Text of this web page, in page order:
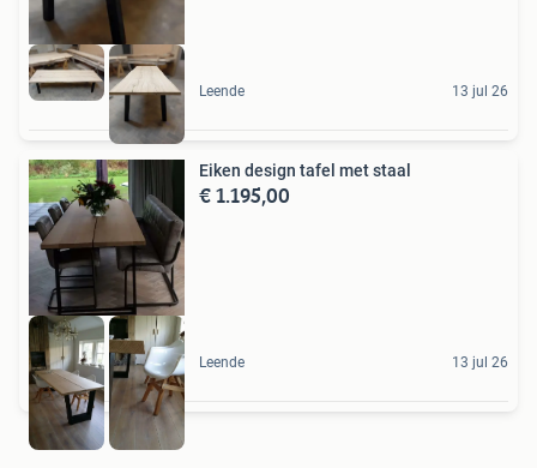
Leende 13 jul 26
Eiken design tafel met staal
€ 1.195,00
Leende 13 jul 26